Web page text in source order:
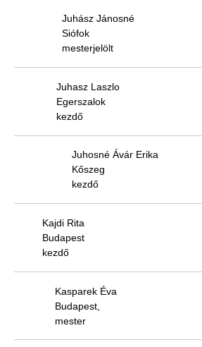
Juhász Jánosné
Siófok
mesterjelölt
Juhasz Laszlo
Egerszalok
kezdő
Juhosné Ávár Erika
Kőszeg
kezdő
Kajdi Rita
Budapest
kezdő
Kasparek Éva
Budapest,
mester